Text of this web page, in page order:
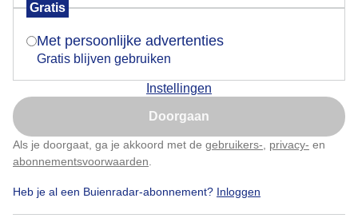
Gratis
Met persoonlijke advertenties
Gratis blijven gebruiken
Instellingen
Doorgaan
Als je doorgaat, ga je akkoord met de gebruikers- privacy- en
abonnementsvoorwaarden
Heb je al een Buienradar-abonnement? Inloggen
Door: Geeske Harkema
2
Is goed, toon de popup
Nu niet, misschien later
Klik hierom dit aan te passen